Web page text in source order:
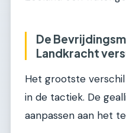
De
Landkracht
Het grootste
in de tactiek. De
aanpassen aan het